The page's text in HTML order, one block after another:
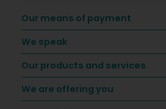
Our means of payment
We speak
Our products and services
We are offering you